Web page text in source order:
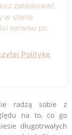
się nieco inaczej
czynniki
z trybem życia i
radzą sobie z
na to, co go
długotrwałych
zablokować
w stanie
serwisu po
Politykę